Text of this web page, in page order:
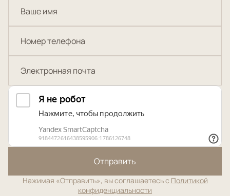
Отправить
Нажимая «Отправить», вы соглашаетесь с Политикой
конфиденциальности